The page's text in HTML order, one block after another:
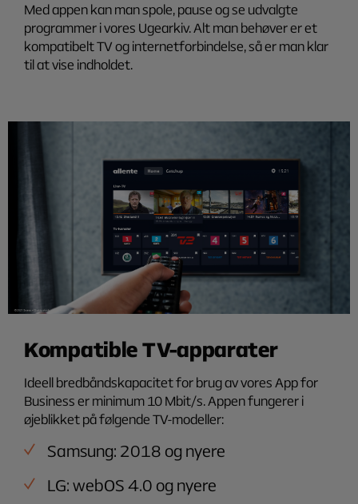
Med appen kan man spole, pause og se udvalgte
programmer i vores Ugearkiv. Alt man behøver er et
kompatibelt TV og internetforbindelse, så er man klar
til at vise indholdet.
Kompatible TV-apparater
Ideell bredbåndskapacitet for brug av vores App for
Business er minimum 10 Mbit/s. Appen fungerer i
øjeblikket på følgende TV-modeller:
Samsung: 2018 og nyere
LG: webOS 4.0 og nyere